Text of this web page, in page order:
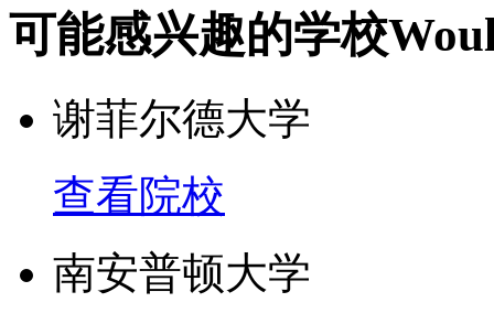
可能感兴趣的学校
谢菲尔德大学
查看院校
南安普顿大学